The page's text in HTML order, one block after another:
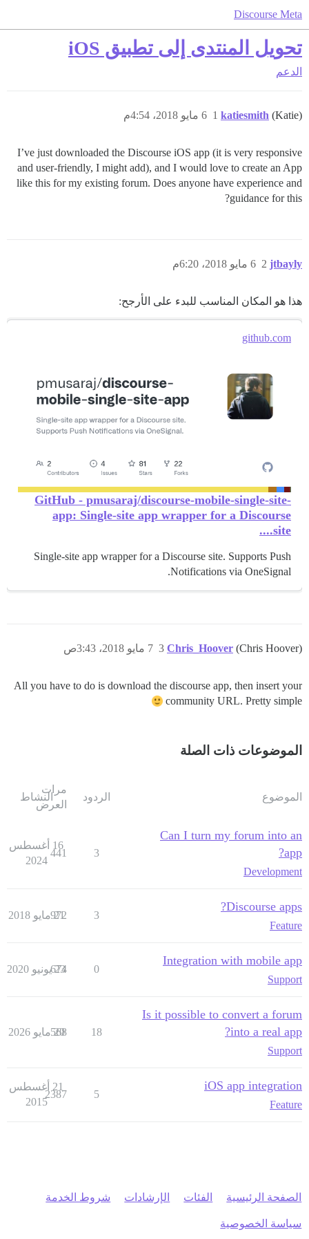
Discourse Meta
تحويل المنتدى إلى تطبيق iOS
الدعم
katiesmith (Katie) 6 مايو 2018، 4:54م 1
I’ve just downloaded the Discourse iOS app (it is very responsive
and user-friendly, I might add), and I would love to create an App
like this for my existing forum. Does anyone have experience and
guidance for this?
jtbayly 6 مايو 2018، 6:20م 2
هذا هو المكان المناسب للبدء على الأرجح:
github.com
GitHub - pmusaraj/discourse-mobile-single-site-
app: Single-site app wrapper for a Discourse
site....
Single-site app wrapper for a Discourse site. Supports Push
Notifications via OneSignal.
Chris_Hoover (Chris Hoover) 7 مايو 2018، 3:43ص 3
All you have to do is download the discourse app, then insert your
community URL. Pretty simple
الموضوعات ذات الصلة
الموضوع الردود
مرات
العرض
النشاط
Can I turn my forum into an
app?
Development
3
441
16 أغسطس
2024
Discourse apps?
Feature
3
972
21 مايو 2018
Integration with mobile app
Support
0
674
23 يونيو 2020
Is it possible to convert a forum
into a real app?
Support
18
568
20 مايو 2026
iOS app integration
Feature
5
2387
21 أغسطس
2015
الصفحة الرئيسية الفئات الإرشادات شروط الخدمة
سياسة الخصوصية